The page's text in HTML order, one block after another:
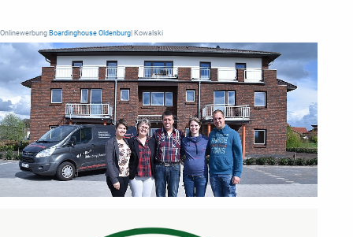
Onlinewerbung Boardinghouse Oldenburg | Kowalski